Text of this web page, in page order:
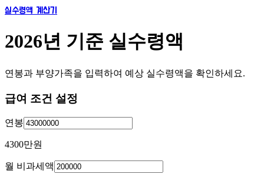
실수령액 계산기
2026년 기준 실수령액
연봉과 부양가족을 입력하여 예상 실수령액을 확인하세요.
급여 조건 설정
연봉
4300만원
월 비과세액